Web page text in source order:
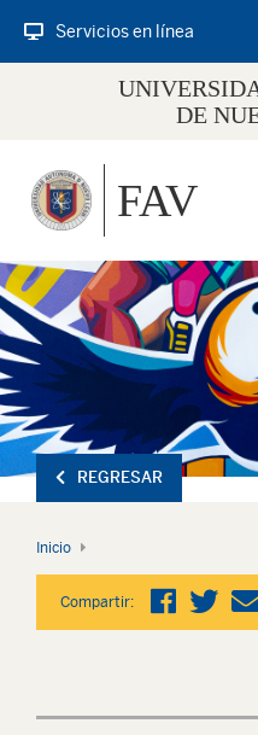
Servicios en línea
DE
FAV
REGRESAR
Inicio
Compartir: